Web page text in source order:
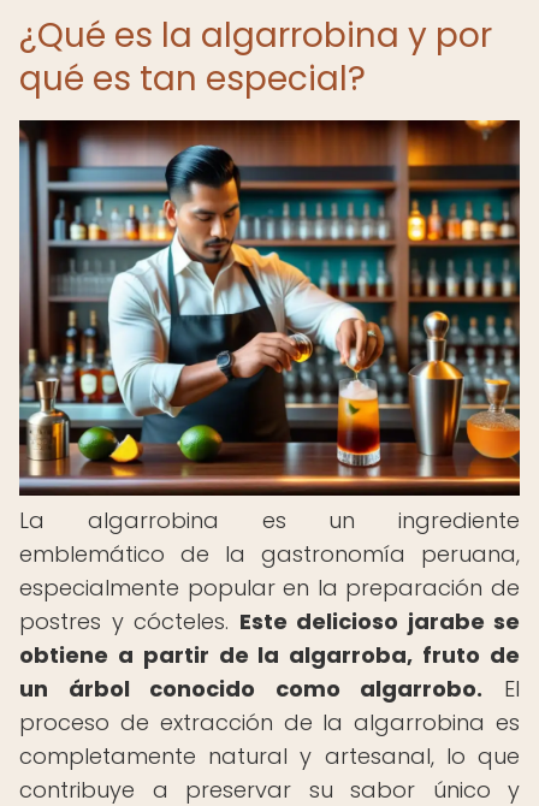
¿Qué es la algarrobina y por
qué es tan especial?
La algarrobina es un ingrediente
emblemático de la gastronomía peruana,
especialmente popular en la preparación de
postres y cócteles. Este delicioso jarabe se
obtiene a partir de la algarroba, fruto de
un árbol conocido como algarrobo. El
proceso de extracción de la algarrobina es
completamente natural y artesanal, lo que
contribuye a preservar su sabor único y